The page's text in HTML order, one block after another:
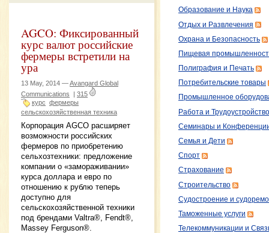
AGCO: Фиксированный
курс валют российские
фермеры встретили на
ура
13 May, 2014 —Avangard Global
Communications
315
курс фермеры
сельскохозяйственная техника
Корпорация AGCO расширяет
возможности российских
фермеров по приобретению
сельхозтехники: предложение
компании о «замораживании»
курса доллара и евро по
отношению к рублю теперь
доступно для
сельскохозяйственной техники
под брендами Valtra®, Fendt®,
Massey Ferguson®.
Образование и Наука
Отдых и Развлечения
Охрана и Безопасность
Пищевая
Полиграфия и Печать
Потребительские товары
Промышленное
Работа и Трудоустройство
Семинары и
Семья и Дети
Спорт
Страхование
Строительство
Судостроение и
Таможенные услуги
Телекоммуникации и